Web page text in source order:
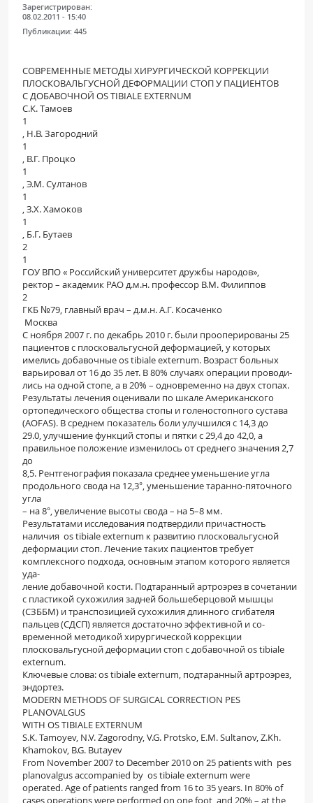
ПАЦИЕНТАМ
Компьютерная томография (КТ)
Магнитно-резонансная томография (МРТ)
Спросить врача
ПОМОЩЬ
Зарегистрирован:
08.02.2011 - 15:40
Публикации: 445
СОВРЕМЕННЫЕ МЕТОДЫ ХИРУРГИЧЕСКОЙ КОРРЕКЦИИ
ПЛОСКОВАЛЬГУСНОЙ ДЕФОРМАЦИИ СТОП У ПАЦИЕНТОВ
С ДОБАВОЧНОЙ OS TIBIALE EXTERNUM
С.К. Тамоев
1
, Н.В. Загородний
1
, В.Г. Процко
1
, Э.М. Султанов
1
, З.Х. Хамоков
1
, Б.Г. Бутаев
2
1
ГОУ ВПО « Российский университет дружбы народов»,
ректор – академик РАО д.м.н. профессор В.М. Филиппов
2
ГКБ №79, главный врач – д.м.н. А.Г. Косаченко
Москва
С ноября 2007 г. по декабрь 2010 г. были прооперированы 25
пациентов с плосковальгусной деформацией, у которых
имелись добавочные os tibiale externum. Возраст больных
варьировал от 16 до 35 лет. В 80% случаях операции проводи-
лись на одной стопе, а в 20% – одновременно на двух стопах.
Результаты лечения оценивали по шкале Американского
ортопедического общества стопы и голеностопного сустава
(AOFAS). В среднем показатель боли улучшился с 14,3 до
29.0, улучшение функций стопы и пятки с 29,4 до 42,0, а
правильное положение изменилось от среднего значения 2,7
до
8,5. Рентгенография показала среднее уменьшение угла
продольного свода на 12,3°, уменьшение таранно-пяточного
угла
– на 8°, увеличение высоты свода – на 5–8 мм.
Результатами исследования подтвердили причастность
наличия os tibiale externum к развитию плосковальгусной
деформации стоп. Лечение таких пациентов требует
комплексного подхода, основным этапом которого является
уда-
ление добавочной кости. Подтаранный артроэрез в сочетании
с пластикой сухожилия задней большеберцовой мышцы
(СЗББМ) и транспозицией сухожилия длинного сгибателя
пальцев (СДСП) является достаточно эффективной и со-
временной методикой хирургической коррекции
плосковальгусной деформации стоп с добавочной os tibiale
externum.
Ключевые слова: os tibiale externum, подтаранный артроэрез,
эндортез.
MODERN METHODS OF SURGICAL CORRECTION PES
PLANOVALGUS
WITH OS TIBIALE EXTERNUM
S.K. Tamoyev, N.V. Zagorodny, V.G. Protsko, E.M. Sultanov, Z.Kh.
Khamokov, B.G. Butayev
From November 2007 to December 2010 on 25 patients with pes
planovalgus accompanied by os tibiale externum were
operated. Age of patients ranged from 16 to 35 years. In 80% of
cases operations were performed on one foot, and 20% – at the